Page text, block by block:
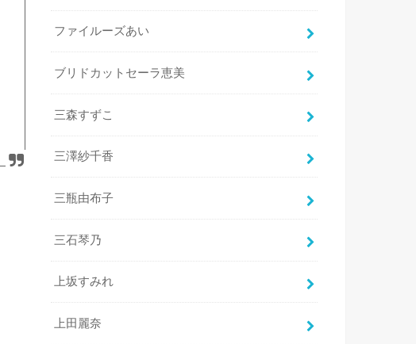
ファイルーズあい
ブリドカットセーラ恵美
三森すずこ
三澤紗千香
三瓶由布子
三石琴乃
上坂すみれ
上田麗奈